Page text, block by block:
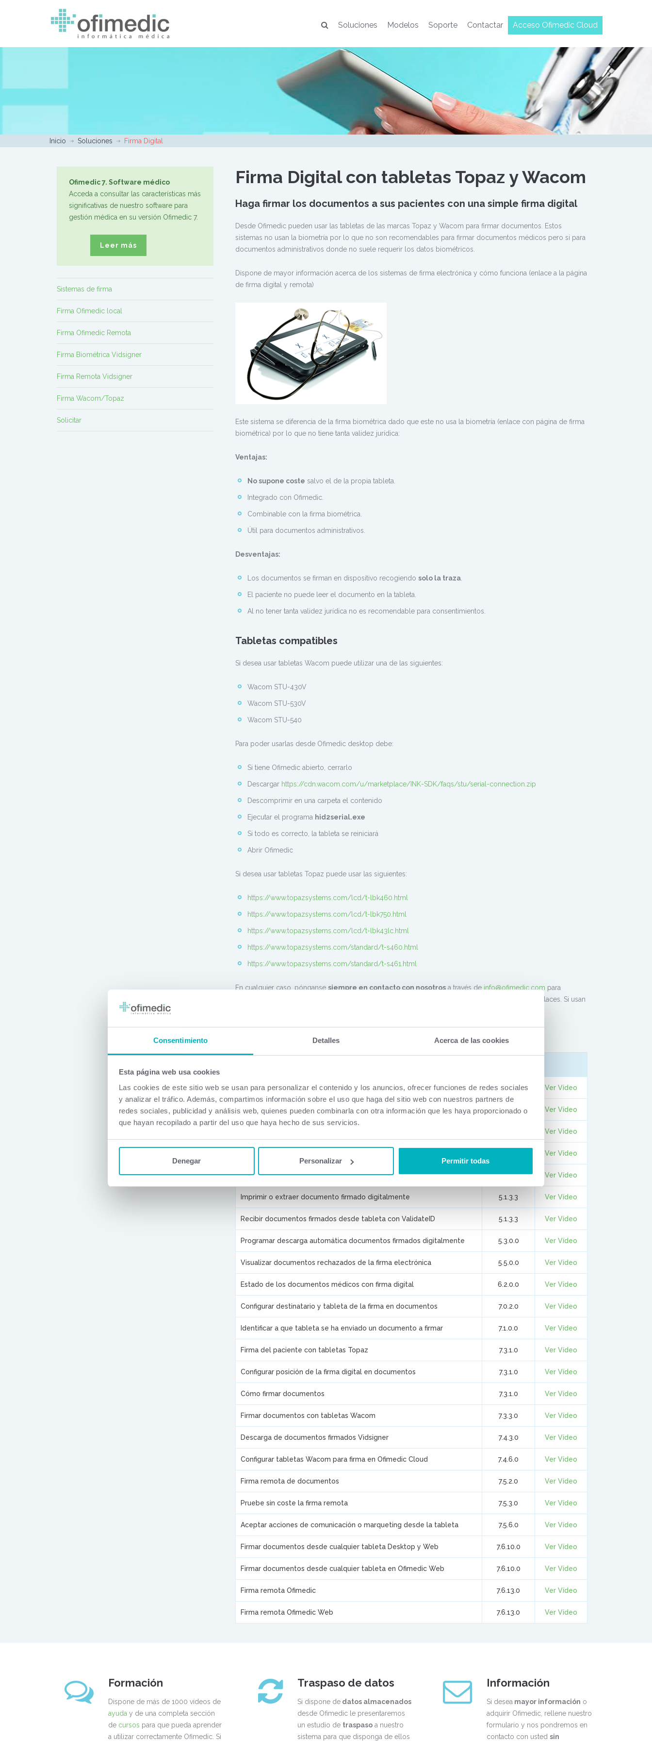
Consentimiento Detalles Acerca de las cookies
Esta página web usa cookies
Las cookies de este sitio web se usan para personalizar el contenido y los anuncios, ofrecer funciones de redes sociales
y analizar el tráfico. Además, compartimos información sobre el uso que haga del sitio web con nuestros partners de
redes sociales, publicidad y análisis web, quienes pueden combinarla con otra información que les haya proporcionado o
que hayan recopilado a partir del uso que haya hecho de sus servicios.
Denegar Personalizar Permitir todas
Soluciones Modelos Soporte Contactar Acceso Ofimedic Cloud
Inicio Soluciones Firma Digital
Ofimedic 7. Software médico
Acceda a consultar las características más
significativas de nuestro software para
gestión médica en su versión Ofimedic 7.
Leer más
Sistemas de firma
Firma Ofimedic local
Firma Ofimedic Remota
Firma Biométrica Vidsigner
Firma Remota Vidsigner
Firma Wacom/Topaz
Solicitar
Firma Digital con tabletas Topaz y Wacom
Haga firmar los documentos a sus pacientes con una simple firma digital
Desde Ofimedic pueden usar las tabletas de las marcas Topaz y Wacom para firmar documentos. Estos
sistemas no usan la biometría por lo que no son recomendables para firmar documentos médicos pero si para
documentos administrativos donde no suele requerir los datos biométricos.
Dispone de mayor información acerca de los sistemas de firma electrónica y cómo funciona (enlace a la página
de firma digital y remota)
Este sistema se diferencia de la firma biométrica dado que este no usa la biometría (enlace con página de firma
biométrica) por lo que no tiene tanta validez jurídica:
Ventajas:
No supone coste salvo el de la propia tableta.
Integrado con Ofimedic.
Combinable con la firma biométrica.
Útil para documentos administrativos.
Desventajas:
Los documentos se firman en dispositivo recogiendosolo la traza
El paciente no puede leer el documento en la tableta.
Al no tener tanta validez jurídica no es recomendable para consentimientos.
Tabletas compatibles
Si desea usar tabletas Wacom puede utilizar una de las siguientes:
Wacom STU-430V
Wacom STU-530V
Wacom STU-540
Para poder usarlas desde Ofimedic desktop debe:
Si tiene Ofimedic abierto, cerrarlo
Descargar https://cdn.wacom.com/u/marketplace/INK-SDK/faqs/stu/serial-connection.zip
Descomprimir en una carpeta el contenido
Ejecutar el programa hid2serial.exe
Si todo es correcto, la tableta se reiniciará
Abrir Ofimedic
Si desea usar tabletas Topaz puede usar las siguientes:
https://www.topazsystems.com/lcd/t-lbk460.html
https://www.topazsystems.com/lcd/t-lbk750.html
https://www.topazsystems.com/lcd/t-lbk43lc.html
https://www.topazsystems.com/standard/t-s460.html
https://www.topazsystems.com/standard/t-s461.html
En cualquier caso, póngansesiempre en contacto con nosotros a través de info@ofimedic.com para
indicarles qué modelos son compatibles pues el fabricante puede variar el contenido de estos enlaces. Si usan
Vídeos Informativos
Descripción general del funcionamiento de la firma digital 5.1.3.3 Ver Vídeo
Reconocer el estado de la firma digital de un documento 5.1.3.3 Ver Vídeo
Ver Vídeo
Ver Vídeo
Firmar digitalmente un documento 5.1.3.3 Ver Vídeo
Imprimir o extraer documento firmado digitalmente 5.1.3.3 Ver Vídeo
Recibir documentos firmados desde tableta con ValidateID 5.1.3.3 Ver Vídeo
Programar descarga automática documentos firmados digitalmente 5.3.0.0 Ver Vídeo
Visualizar documentos rechazados de la firma electrónica 5.5.0.0 Ver Vídeo
Estado de los documentos médicos con firma digital 6.2.0.0 Ver Vídeo
Configurar destinatario y tableta de la firma en documentos 7.0.2.0 Ver Vídeo
Identificar a que tableta se ha enviado un documento a firmar 7.1.0.0 Ver Vídeo
Firma del paciente con tabletas Topaz 7.3.1.0 Ver Vídeo
Configurar posición de la firma digital en documentos 7.3.1.0 Ver Vídeo
Cómo firmar documentos 7.3.1.0 Ver Vídeo
Firmar documentos con tabletas Wacom 7.3.3.0 Ver Vídeo
Descarga de documentos firmados Vidsigner 7.4.3.0 Ver Vídeo
Configurar tabletas Wacom para firma en Ofimedic Cloud 7.4.6.0 Ver Vídeo
Firma remota de documentos 7.5.2.0 Ver Vídeo
Pruebe sin coste la firma remota 7.5.3.0 Ver Vídeo
Aceptar acciones de comunicación o marqueting desde la tableta 7.5.6.0 Ver Vídeo
Firmar documentos desde cualquier tableta Desktop y Web 7.6.10.0 Ver Vídeo
Firmar documentos desde cualquier tableta en Ofimedic Web 7.6.10.0 Ver Vídeo
Firma remota Ofimedic 7.6.13.0 Ver Vídeo
Firma remota Ofimedic Web 7.6.13.0 Ver Vídeo
Formación
Dispone de más de 1000 vídeos de
ayuda y de una completa sección
de cursos para que pueda aprender
a utilizar correctamente Ofimedic. Si
Traspaso de datos
Si dispone dedatos almacenados
desde Ofimedic le presentaremos
un estudio de traspasoa nuestro
sistema para que disponga de ellos
Información
Si desea mayor información o
adquirir Ofimedic, rellene nuestro
formulario y nos pondremos en
contacto con usted sin